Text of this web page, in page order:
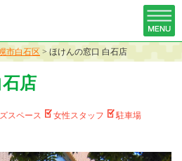
市白石区 > ほけんの窓口 白石店
店
スペース 女性スタッフ
駐車場